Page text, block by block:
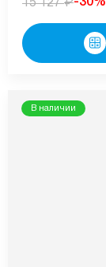
15 127 -30%
В наличии